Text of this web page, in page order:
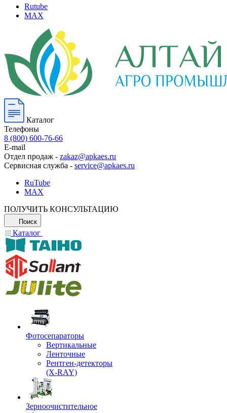
Rutube
MAX
Каталог
Телефоны
8 (800) 600-76-66
E-mail
Отдел продаж - zakaz@apkaes.ru
Сервисная служба - service@apkaes.ru
RuTube
MAX
ПОЛУЧИТЬ КОНСУЛЬТАЦИЮ
Поиск
Каталог
Фотосепараторы
Вертикальные
Ленточные
Рентген-детекторы
(X-RAY)
Зерноочистительное